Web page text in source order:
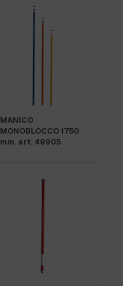
MANICO
MONOBLOCCO 1750
mm. art. 49905